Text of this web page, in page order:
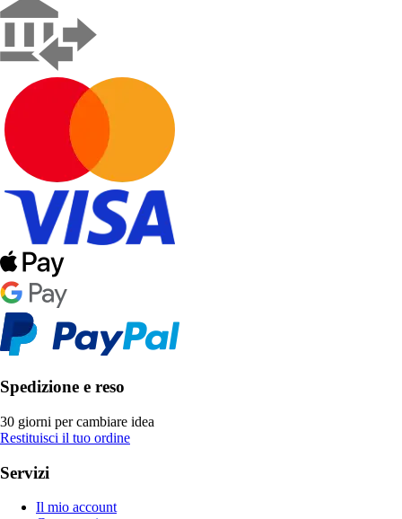
Spedizione e reso
30 giorni per cambiare idea
Restituisci il tuo ordine
Servizi
Il mio account